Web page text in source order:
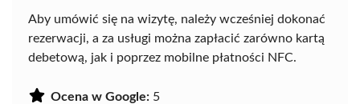
Aby umówić się na wizytę, należy wcześniej dokonać
rezerwacji, a za usługi można zapłacić zarówno kartą
debetową, jak i poprzez mobilne płatności NFC.
Ocena w Google: 5